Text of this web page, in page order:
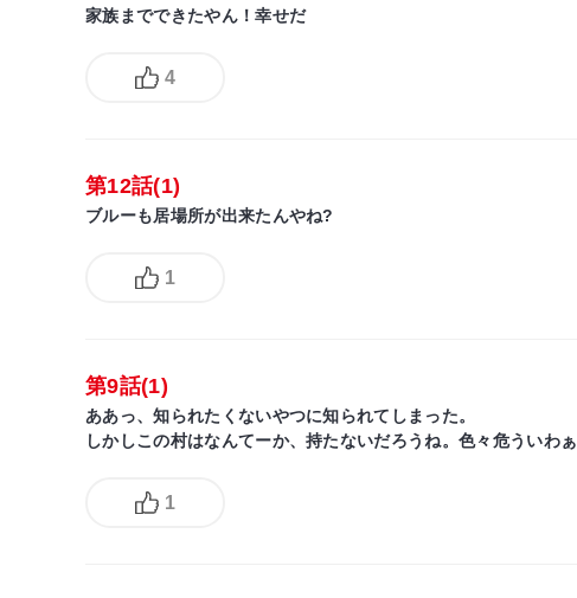
家族までできたやん！幸せだ
4
第12話(1)
ブルーも居場所が出来たんやね?
1
第9話(1)
ああっ、知られたくないやつに知られてしまった。
しかしこの村はなんてーか、持たないだろうね。色々危ういわぁ
1